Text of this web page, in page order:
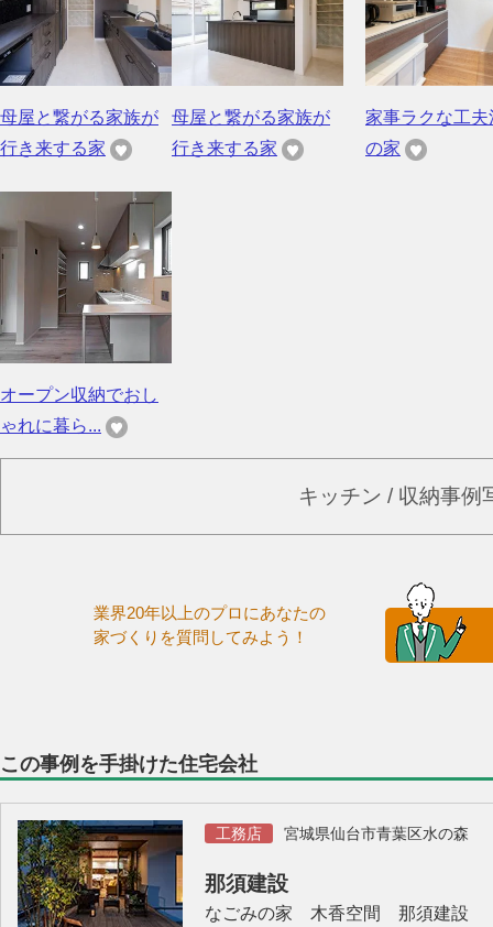
母屋と繋がる家族が
行き来する家
母屋と繋がる家族が
行き来する家
家事ラクな工夫
の家
オープン収納でおし
ゃれに暮ら...
キッチン / 収納事例
業界20年以上のプロにあなたの
家づくりを質問してみよう！
この事例を手掛けた住宅会社
工務店 宮城県仙台市青葉区水の森
那須建設
なごみの家 木香空間 那須建設